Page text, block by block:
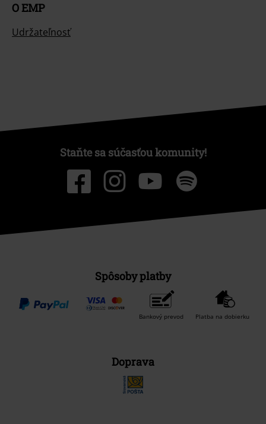
O EMP
Udržateľnosť
Staňte sa súčasťou komunity!
Spôsoby platby
Bankový prevod Platba na dobierku
Doprava